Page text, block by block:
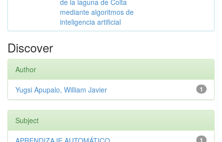
de la laguna de Colta
mediante algoritmos de
inteligencia artificial
Discover
Author
1
Yugsi Apupalo, William Javier
Subject
1